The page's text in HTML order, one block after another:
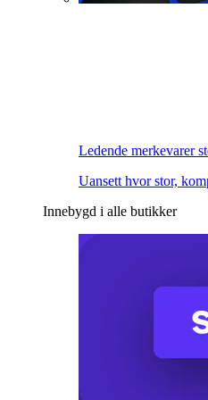
Ledende merkevarer
Uansett hvor stor,
Innebygd i alle butikker